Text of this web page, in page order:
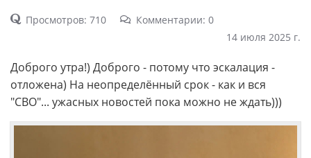
Просмотров: 710
Комментарии: 0
14 июля 2025 г.
Доброго утра!) Доброго - потому что эскалация -
отложена) На неопределённый срок - как и вся
"СВО"... ужасных новостей пока можно не ждать)))